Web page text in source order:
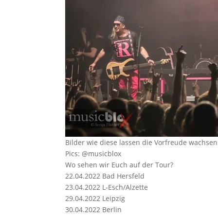
Bilder wie diese lassen die Vorfreude
Pics: @musicblox
Wo sehen wir Euch auf der Tour?
22.04.2022 Bad Hersfeld
23.04.2022 L-Esch/Alzette
29.04.2022 Leipzig
30.04.2022 Berlin